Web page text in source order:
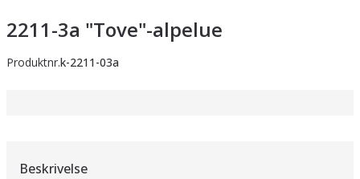
2211-3a "Tove"-alpelue
Produktnr.k-2211-03a
Beskrivelse